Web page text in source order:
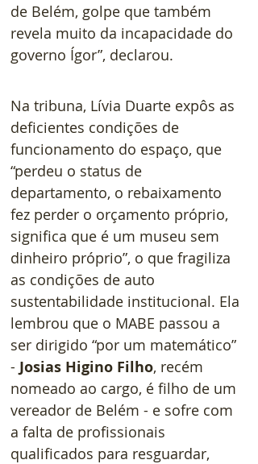
de Belém, golpe que também
revela muito da incapacidade do
governo Ígor”, declarou.
Na tribuna, Lívia Duarte expôs as
deficientes condições de
funcionamento do espaço, que
“perdeu o status de
departamento, o rebaixamento
fez perder o orçamento próprio,
significa que é um museu sem
dinheiro próprio”, o que fragiliza
as condições de auto
sustentabilidade institucional. Ela
lembrou que o MABE passou a
ser dirigido “por um matemático”
- Josias Higino Filho, recém
nomeado ao cargo, é filho de um
vereador de Belém - e sofre com
a falta de profissionais
qualificados para resguardar,